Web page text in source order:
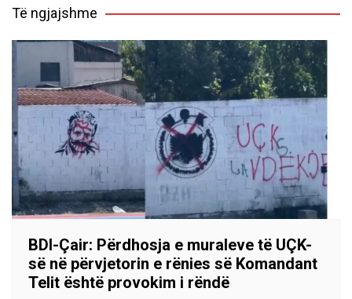
Të ngjajshme
BDI-Çair: Përdhosja e muraleve të UÇK-
së në përvjetorin e rënies së Komandant
Telit është provokim i rëndë